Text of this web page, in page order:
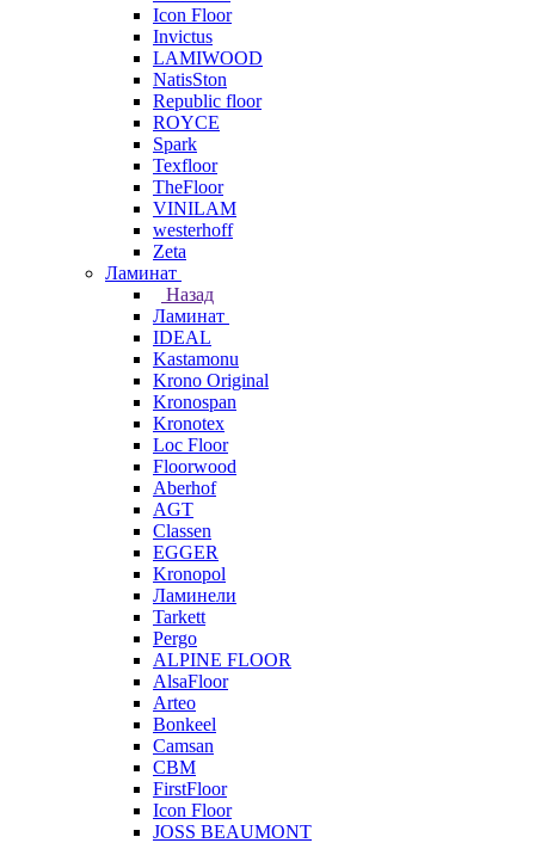
Icon Floor
Invictus
LAMIWOOD
NatisSton
Republic floor
ROYCE
Spark
Texfloor
TheFloor
VINILAM
westerhoff
Zeta
Ламинат
Назад
Ламинат
IDEAL
Kastamonu
Krono Original
Kronospan
Kronotex
Loc Floor
Floorwood
Aberhof
AGT
Classen
EGGER
Kronopol
Ламинели
Tarkett
Pergo
ALPINE FLOOR
AlsaFloor
Arteo
Bonkeel
Camsan
CBM
FirstFloor
Icon Floor
JOSS BEAUMONT